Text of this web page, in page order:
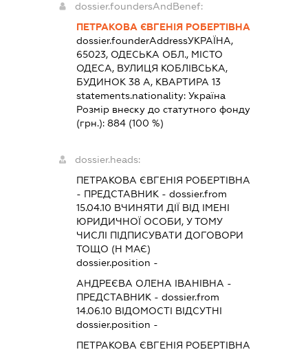
dossier.foundersAndBenef:
ПЕТРАКОВА ЄВГЕНІЯ РОБЕРТІВНА
dossier.founderAddressУКРАЇНА,
65023, ОДЕСЬКА ОБЛ., МІСТО
ОДЕСА, ВУЛИЦЯ КОБЛІВСЬКА,
БУДИНОК 38 А, КВАРТИРА 13
statements.nationality:Україна
Розмір внеску до статутного фонду
(грн.):884 (100 %)
dossier.heads:
ПЕТРАКОВА ЄВГЕНІЯ РОБЕРТІВНА
- ПРЕДСТАВНИК - dossier.from
15.04.10 ВЧИНЯТИ ДІЇ ВІД ІМЕНІ
ЮРИДИЧНОЇ ОСОБИ, У ТОМУ
ЧИСЛІ ПІДПИСУВАТИ ДОГОВОРИ
ТОЩО (Н МАЄ)
dossier.position -
АНДРЕЄВА ОЛЕНА ІВАНІВНА -
ПРЕДСТАВНИК - dossier.from
14.06.10 ВІДОМОСТІ ВІДСУТНІ
dossier.position -
ПЕТРАКОВА ЄВГЕНІЯ РОБЕРТІВНА